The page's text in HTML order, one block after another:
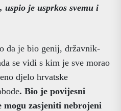
uspio je usprkos svemu i
da je bio genij, državnik-
se vidi s kim je sve morao
djelo hrvatske
. Bio je povijesni
mogu zasjeniti nebrojeni